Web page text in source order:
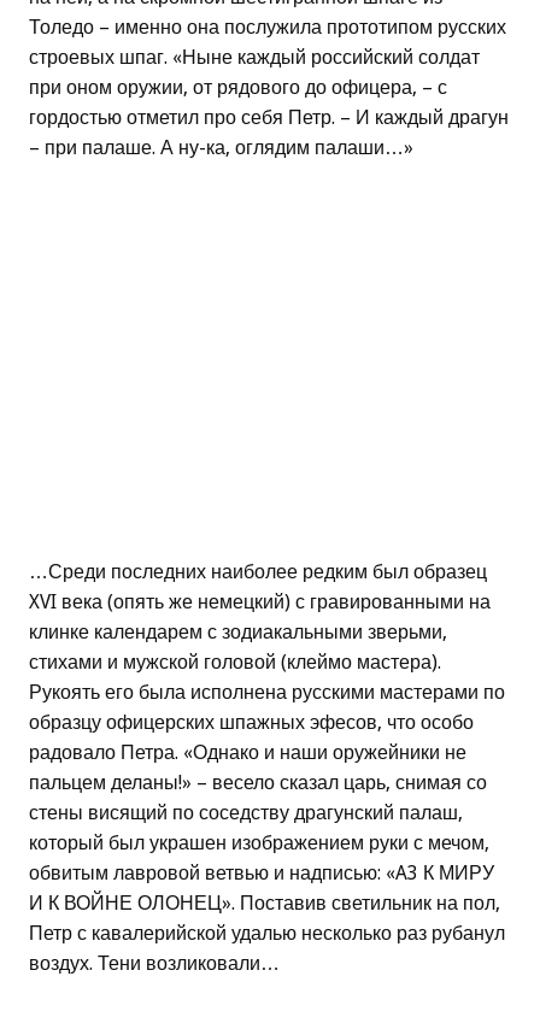
Толедо – именно она послужила прототипом русских
строевых шпаг. «Ныне каждый российский солдат
при оном оружии, от рядового до офицера, – с
гордостью отметил про себя Петр. – И каждый драгун
– при палаше. А ну-ка, оглядим палаши…»
…Среди последних наиболее редким был образец
XVI века (опять же немецкий) с гравированными на
клинке календарем с зодиакальными зверьми,
стихами и мужской головой (клеймо мастера).
Рукоять его была исполнена русскими мастерами по
образцу офицерских шпажных эфесов, что особо
радовало Петра. «Однако и наши оружейники не
пальцем деланы!» – весело сказал царь, снимая со
стены висящий по соседству драгунский палаш,
который был украшен изображением руки с мечом,
обвитым лавровой ветвью и надписью: «A3 К МИРУ
И К ВОЙНЕ ОЛОНЕЦ». Поставив светильник на пол,
Петр с кавалерийской удалью несколько раз рубанул
воздух. Тени возликовали…